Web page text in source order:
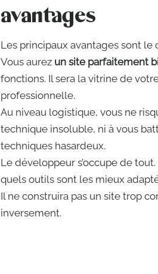
avantages
Les principaux avantages sont le
Vous aurez un site parfaitement
fonctions. Il sera la vitrine de
professionnelle.
Au niveau logistique, vous ne
technique insoluble, ni à vous
techniques hasardeux.
Le développeur s’occupe de
quels outils sont les mieux
Il ne construira pas un site trop
inversement.